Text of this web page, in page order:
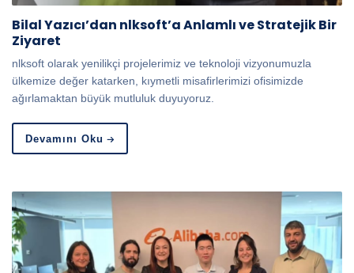
Bilal Yazıcı’dan nlksoft’a Anlamlı ve Stratejik Bir
Ziyaret
nlksoft olarak yenilikçi projelerimiz ve teknoloji vizyonumuzla
ülkemize değer katarken, kıymetli misafirlerimizi ofisimizde
ağırlamaktan büyük mutluluk duyuyoruz.
Devamını Oku